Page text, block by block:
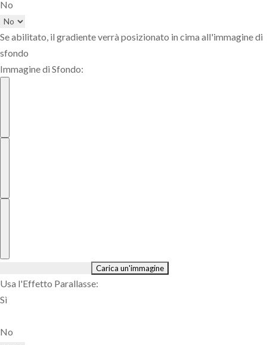
No
Se abilitato, il gradiente verrà posizionato in cima all'immagine di
sfondo
Immagine di Sfondo:
Usa l'Effetto Parallasse:
Sì
No